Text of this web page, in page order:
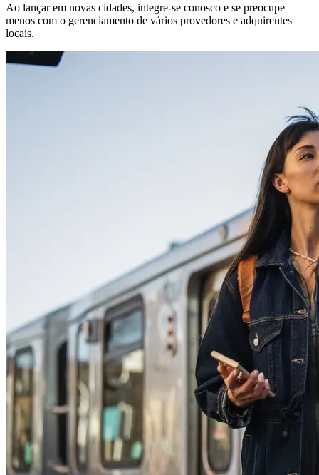
Ao lançar em novas cidades, integre-se conosco e se preocupe
menos com o gerenciamento de vários provedores e adquirentes
locais.